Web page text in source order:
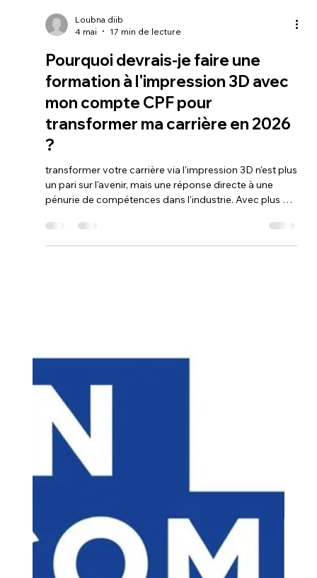
4 mai
17 min de lecture
Pourquoi devrais-je faire une
formation à l'impression 3D avec
mon compte CPF pour
transformer ma carrière en 2026
transformer votre carrière via l'impression 3D n'est plus
un pari sur l'avenir, mais une réponse directe à une
pénurie de compétences dans l'industrie. Avec plus de
400 offres d'emploi actives ce mois-ci en France